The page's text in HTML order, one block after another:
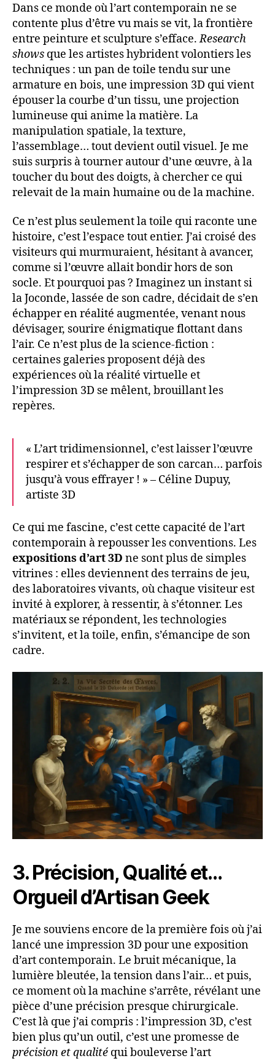
Dans ce monde où l’art contemporain ne se
contente plus d’être vu mais se vit, la frontière
entre peinture et sculpture s’efface.Research
shows que les artistes hybrident volontiers les
techniques : un pan de toile tendu sur une
armature en bois, une impression 3D qui vient
épouser la courbe d’un tissu, une projection
lumineuse qui anime la matière. La
manipulation spatiale, la texture,
l’assemblage… tout devient outil visuel. Je me
suis surpris à tourner autour d’une œuvre, à la
toucher du bout des doigts, à chercher ce qui
relevait de la main humaine ou de la machine.
Ce n’est plus seulement la toile qui raconte une
histoire, c’est l’espace tout entier. J’ai croisé des
visiteurs qui murmuraient, hésitant à avancer,
comme si l’œuvre allait bondir hors de son
socle. Et pourquoi pas ? Imaginez un instant si
la Joconde, lassée de son cadre, décidait de s’en
échapper en réalité augmentée, venant nous
dévisager, sourire énigmatique flottant dans
l’air. Ce n’est plus de la science-fiction :
certaines galeries proposent déjà des
expériences où la réalité virtuelle et
l’impression 3D se mêlent, brouillant les
repères.
« L’art tridimensionnel, c’est laisser l’œuvre
respirer et s’échapper de son carcan… parfois
jusqu’à vous effrayer ! » – Céline Dupuy,
artiste 3D
Ce qui me fascine, c’est cette capacité de l’art
contemporain à repousser les conventions. Les
expositions d’art 3D ne sont plus de simples
vitrines : elles deviennent des terrains de jeu,
des laboratoires vivants, où chaque visiteur est
invité à explorer, à ressentir, à s’étonner. Les
matériaux se répondent, les technologies
s’invitent, et la toile, enfin, s’émancipe de son
cadre.
3. Précision, Qualité et…
Orgueil d’Artisan Geek
Je me souviens encore de la première fois où j’ai
lancé une impression 3D pour une exposition
d’art contemporain. Le bruit mécanique, la
lumière bleutée, la tension dans l’air… et puis,
ce moment où la machine s’arrête, révélant une
pièce d’une précision presque chirurgicale.
C’est là que j’ai compris : l’impression 3D, c’est
bien plus qu’un outil, c’est une promesse de
précision et qualité qui bouleverse l’art